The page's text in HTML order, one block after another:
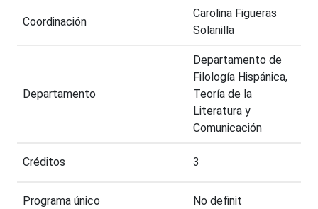
Coordinación
Carolina Figueras
Solanilla
Departamento
Departamento de
Filología Hispánica,
Teoría de la
Literatura y
Comunicación
Créditos 3
Programa único No definit